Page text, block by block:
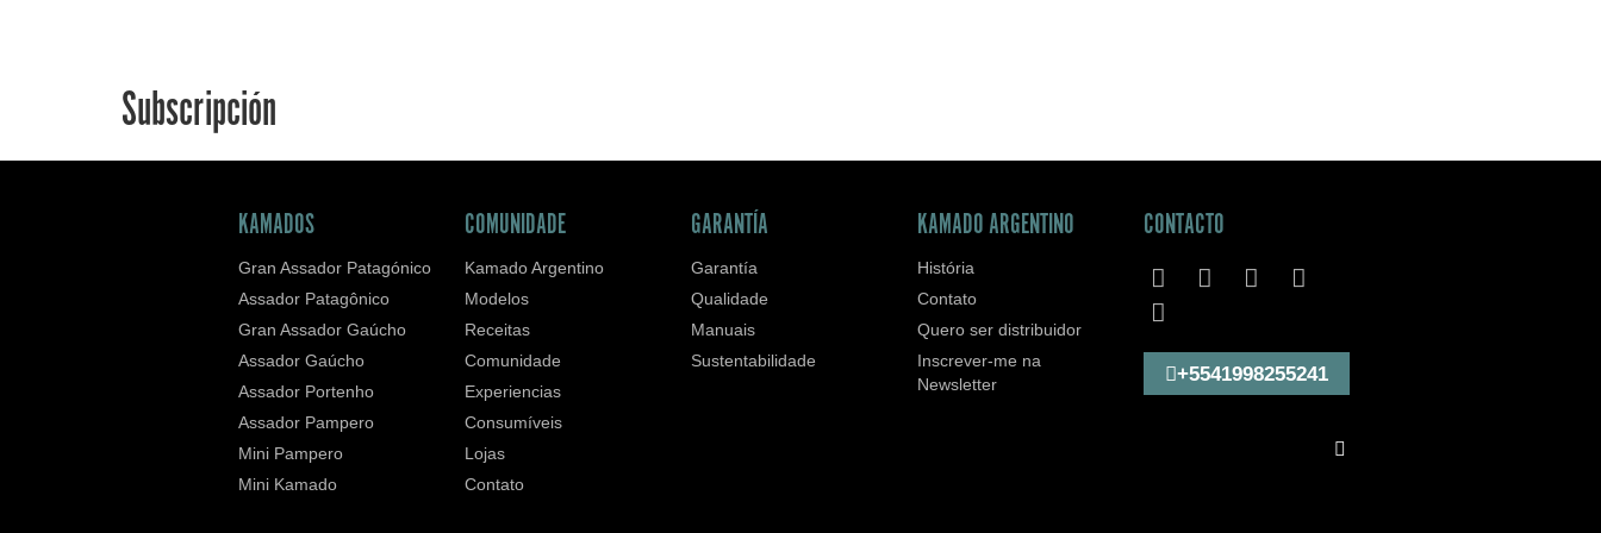
Subscripción
KAMADOS
Gran Assador Patagónico
Assador Patagônico
Gran Assador Gaúcho
Assador Gaúcho
Assador Portenho
Assador Pampero
Mini Pampero
Mini Kamado
COMUNIDADE
Kamado Argentino
Modelos
Receitas
Comunidade
Experiencias
Consumíveis
Lojas
Contato
GARANTÍA
Garantía
Qualidade
Manuais
Sustentabilidade
KAMADO ARGENTINO
História
Contato
Quero ser distribuidor
Inscrever-me na
Newsletter
CONTACTO
+5541998255241